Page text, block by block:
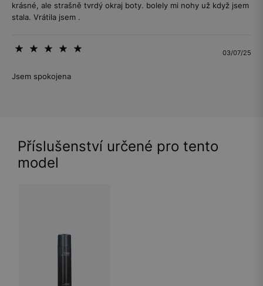
krásné, ale strašně tvrdý okraj boty. bolely mi nohy už když jsem
stala. Vrátila jsem .
03/07/25
Jsem spokojena
Příslušenství určené pro tento
model